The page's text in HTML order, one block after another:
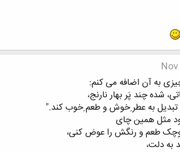
Nov
به آن اضافه می کنم:
شده چند پَر بهار نارنج،
تبدیل به عطر ِخوش و طعم ِخوب کند."
مثل همین چای
طعم و رنگش را عوض کنی،
به دلت،